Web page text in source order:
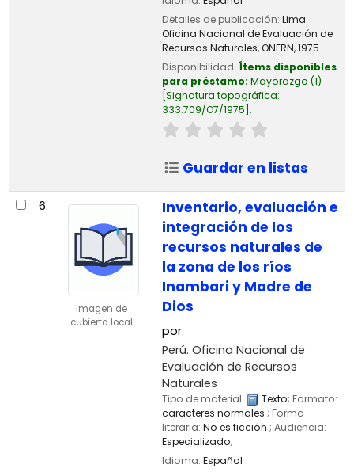
Detalles de publicación: Lima:
Oficina Nacional de Evaluación de
Recursos Naturales, ONERN,1975
Disponibilidad: Ítems disponibles
para préstamo: Mayorazgo (1)
Signatura topográfica:
333.709/O7/1975 .
Guardar en listas
6.
Imagen de
cubierta local
Inventario, evaluación e
integración de los
recursos naturales de
la zona de los ríos
Inambari y Madre de
Dios
por
Perú. Oficina Nacional de
Evaluación de Recursos
Naturales
Tipo de material: Texto; Formato:
caracteres normales ; Forma
literaria: No es ficción ; Audiencia:
Especializado;
Idioma: Español